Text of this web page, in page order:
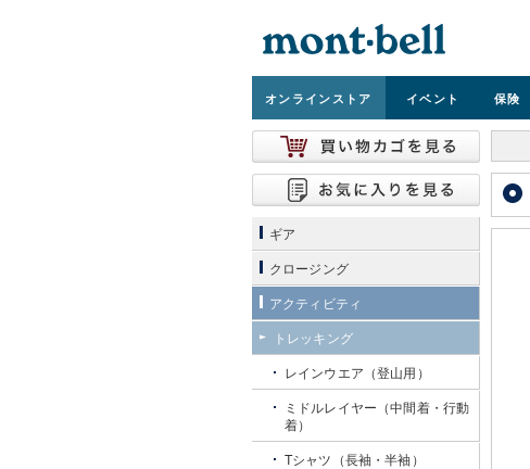
オンラインストア イベント 保険
ギア
クロージング
アクティビティ
トレッキング
レインウエア（登山用）
ミドルレイヤー（中間着・行動
着）
Tシャツ（長袖・半袖）